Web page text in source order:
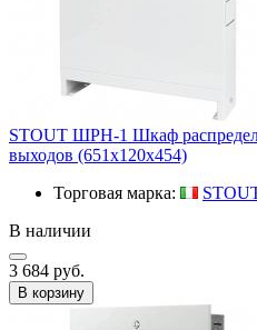
STOUT ШРН-1 Шкаф
выходов (651х120х454)
Торговая марка:
В наличии
3 684 руб.
В корзину